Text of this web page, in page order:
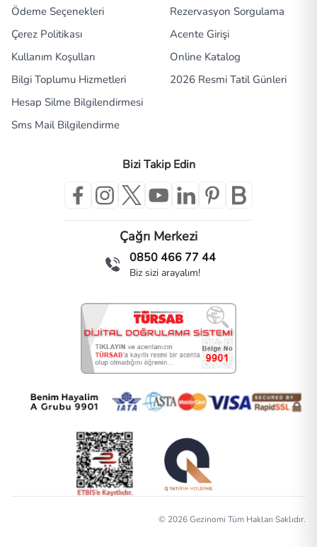
Ödeme Seçenekleri
Çerez Politikası
Kullanım Koşulları
Bilgi Toplumu Hizmetleri
Hesap Silme Bilgilendirmesi
Sms Mail Bilgilendirme
Rezervasyon Sorgulama
Acente Girişi
Online Katalog
2026 Resmi Tatil Günleri
Bizi Takip Edin
Çağrı Merkezi
0850 466 77 44
Biz sizi arayalım!
© 2026Gezinomi Tüm Hakları Saklıdır.